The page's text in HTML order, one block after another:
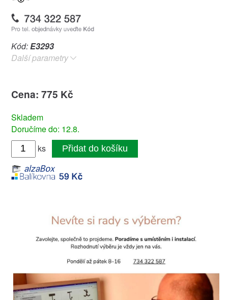
Kód:E3293
Další parametry
Cena: 775 Kč
Skladem
Doručíme do: 12.8.
ks
Přidat do košíku